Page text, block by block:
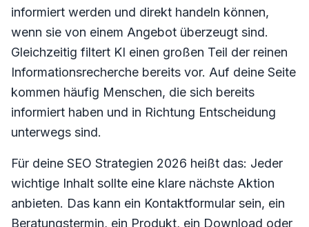
informiert werden und direkt handeln können,
wenn sie von einem Angebot überzeugt sind.
Gleichzeitig filtert KI einen großen Teil der reinen
Informationsrecherche bereits vor. Auf deine Seite
kommen häufig Menschen, die sich bereits
informiert haben und in Richtung Entscheidung
unterwegs sind.
Für deine SEO Strategien 2026 heißt das: Jeder
wichtige Inhalt sollte eine klare nächste Aktion
anbieten. Das kann ein Kontaktformular sein, ein
Beratungstermin, ein Produkt, ein Download oder